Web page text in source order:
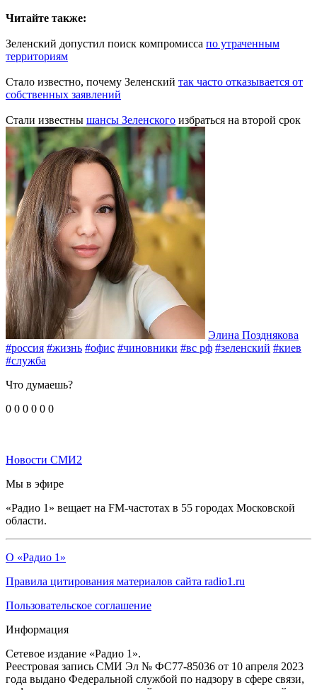
Читайте также:
Зеленский допустил поиск компромисса по утраченным
территориям
Стало известно, почему Зеленский так часто отказывается от
собственных заявлений
Стали известны шансы Зеленского избраться на второй срок
Элина Позднякова
#россия #жизнь #офис #чиновники #вс рф #зеленский #киев
#служба
Что думаешь?
0 0 0 0 0 0
Новости СМИ2
Мы в эфире
«Радио 1» вещает на FM-частотах в 55 городах Московской
области.
О «Радио 1»
Правила цитирования материалов сайта radio1.ru
Пользовательское соглашение
Информация
Сетевое издание «Радио 1».
Реестровая запись СМИ Эл № ФС77-85036 от 10 апреля 2023
года выдано Федеральной службой по надзору в сфере связи,